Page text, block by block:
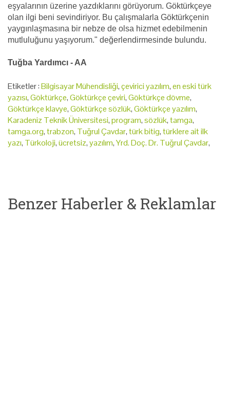
eşyalarının üzerine yazdıklarını görüyorum. Göktürkçeye
olan ilgi beni sevindiriyor. Bu çalışmalarla Göktürkçenin
yaygınlaşmasına bir nebze de olsa hizmet edebilmenin
mutluluğunu yaşıyorum." değerlendirmesinde bulundu.
Tuğba Yardımcı - AA
Etiketler :Bilgisayar Mühendisliği,çevirici yazılım,en eski türk
yazısı,Göktürkçe,Göktürkçe çeviri,Göktürkçe dövme,
Göktürkçe klavye,Göktürkçe sözlük,Göktürkçe yazılım,
Karadeniz Teknik Üniversitesi,program,sözlük,tamga,
tamga.org,trabzon, Tuğrul Çavdar,türk bitig,türklere ait ilk
yazı, Türkoloji,ücretsiz,yazılım,Yrd. Doç. Dr. Tuğrul Çavdar,
Benzer Haberler & Reklamlar